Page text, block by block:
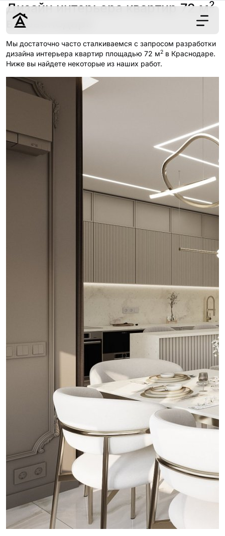
Дизайн
Ремонт
Цены
г. Краснодар
8 (861) 945-12-
проект
Дизайн интерьера квартир 72 м2
в Краснодаре
Мы достаточно часто сталкиваемся с запросом разработки
дизайна интерьера квартир площадью 72 м2 в Краснодаре.
Ниже вы найдете некоторые из наших работ.